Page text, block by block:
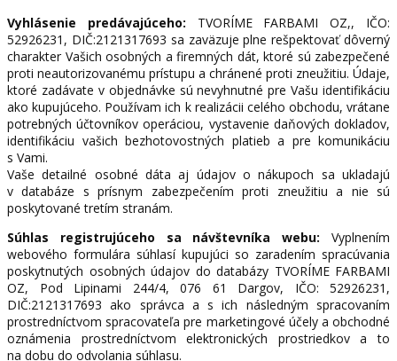
Vyhlásenie predávajúceho: TVORÍME FARBAMI OZ,, IČO:
52926231, DIČ:2121317693 sa zaväzuje plne rešpektovať dôverný
charakter Vašich osobných a firemných dát, ktoré sú zabezpečené
proti neautorizovanému prístupu a chránené proti zneužitiu. Údaje,
ktoré zadávate v objednávke sú nevyhnutné pre Vašu identifikáciu
ako kupujúceho. Používam ich k realizácii celého obchodu, vrátane
potrebných účtovníkov operáciou, vystavenie daňových dokladov,
identifikáciu vašich bezhotovostných platieb a pre komunikáciu
s Vami.
Vaše detailné osobné dáta aj údajov o nákupoch sa ukladajú
v databáze s prísnym zabezpečením proti zneužitiu a nie sú
poskytované tretím stranám.
Súhlas registrujúceho sa návštevníka webu: Vyplnením
webového formulára súhlasí kupujúci so zaradením spracúvania
poskytnutých osobných údajov do databázy TVORÍME FARBAMI
OZ, Pod Lipinami 244/4, 076 61 Dargov, IČO: 52926231,
DIČ:2121317693 ako správca a s ich následným spracovaním
prostredníctvom spracovateľa pre marketingové účely a obchodné
oznámenia prostredníctvom elektronických prostriedkov a to
na dobu do odvolania súhlasu.